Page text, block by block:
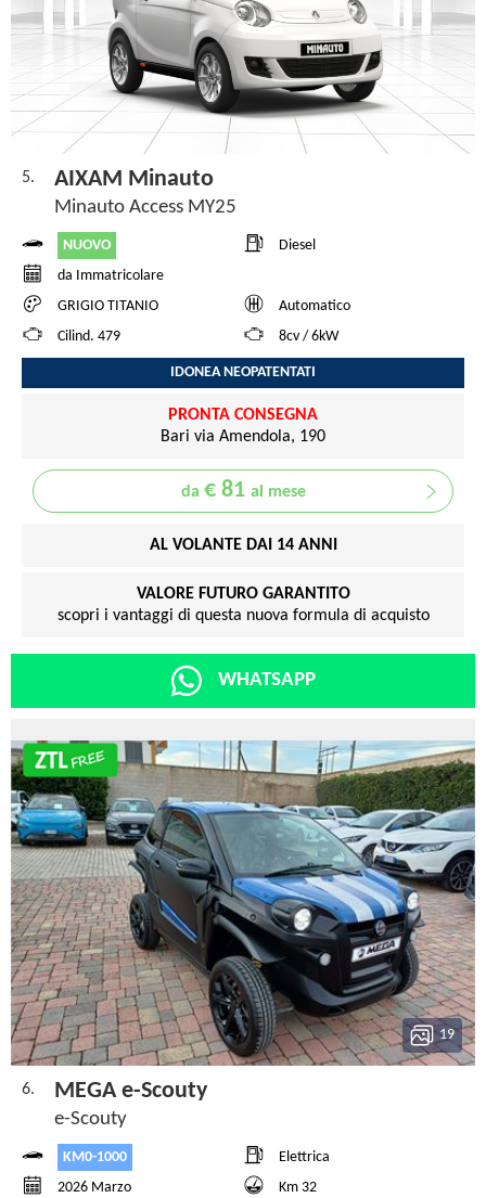
5. AIXAM Minauto
Minauto Access MY25
NUOVO
Diesel
da Immatricolare
GRIGIO TITANIO
Automatico
Cilind. 479
8cv / 6kW
IDONEA NEOPATENTATI
PRONTA CONSEGNA
Bari via Amendola, 190
da € 81 al mese
AL VOLANTE DAI 14 ANNI
VALORE FUTURO GARANTITO
scopri i vantaggi di questa nuova formula di acquisto
WHATSAPP
19
6. MEGA e-Scouty
e-Scouty
KM0-1000
Elettrica
2026 Marzo
Km 32